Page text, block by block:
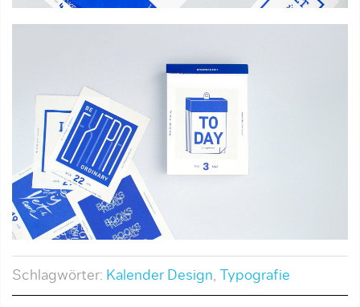
Schlagwörter: Kalender Design, Typografie